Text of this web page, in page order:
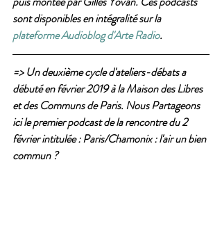
sont disponibles en intégralité sur la
plateforme Audioblog d'Arte Radio.
=> Un deuxième cycle d'ateliers-débats a
débuté en février 2019 à la Maison des Libres
et des Communs de Paris. Nous Partageons
ici le premier podcast de la rencontre du 2
février intitulée : Paris/Chamonix : l'air un bien
commun ?